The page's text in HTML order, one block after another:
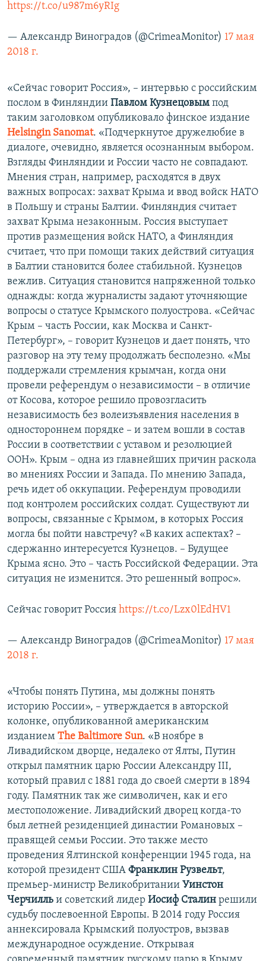
https://t.co/u987m6yRIg
— Александр Виноградов (@CrimeaMonitor) 17 мая
2018 г.
«Сейчас говорит Россия», – интервью с российским
послом в Финляндии Павлом Кузнецовым под
таким заголовком опубликовало финское издание
Helsingin Sanomat. «Подчеркнутое дружелюбие в
диалоге, очевидно, является осознанным выбором.
Взгляды Финляндии и России часто не совпадают.
Мнения стран, например, расходятся в двух
важных вопросах: захват Крыма и ввод войск НАТО
в Польшу и страны Балтии. Финляндия считает
захват Крыма незаконным. Россия выступает
против размещения войск НАТО, а Финляндия
считает, что при помощи таких действий ситуация
в Балтии становится более стабильной. Кузнецов
вежлив. Ситуация становится напряженной только
однажды: когда журналисты задают уточняющие
вопросы о статусе Крымского полуострова. «Сейчас
Крым – часть России, как Москва и Санкт-
Петербург», – говорит Кузнецов и дает понять, что
разговор на эту тему продолжать бесполезно. «Мы
поддержали стремления крымчан, когда они
провели референдум о независимости – в отличие
от Косова, которое решило провозгласить
независимость без волеизъявления населения в
одностороннем порядке – и затем вошли в состав
России в соответствии с уставом и резолюцией
ООН». Крым – одна из главнейших причин раскола
во мнениях России и Запада. По мнению Запада,
речь идет об оккупации. Референдум проводили
под контролем российских солдат. Существуют ли
вопросы, связанные с Крымом, в которых Россия
могла бы пойти навстречу? «В каких аспектах? –
сдержанно интересуется Кузнецов. – Будущее
Крыма ясно. Это – часть Российской Федерации. Эта
ситуация не изменится. Это решенный вопрос».
Сейчас говорит Россия https://t.co/Lzx0lEdHV1
— Александр Виноградов (@CrimeaMonitor) 17 мая
2018 г.
«Чтобы понять Путина, мы должны понять
историю России», – утверждается в авторской
колонке, опубликованной американским
изданием The Baltimore Sun. «В ноябре в
Ливадийском дворце, недалеко от Ялты, Путин
открыл памятник царю России Александру III,
который правил с 1881 года до своей смерти в 1894
году. Памятник так же символичен, как и его
местоположение. Ливадийский дворец когда-то
был летней резиденцией династии Романовых –
правящей семьи России. Это также место
проведения Ялтинской конференции 1945 года, на
которой президент США Франклин Рузвельт,
премьер-министр Великобритании Уинстон
Черчилль и советский лидер Иосиф Сталин решили
судьбу послевоенной Европы. В 2014 году Россия
аннексировала Крымский полуостров, вызвав
международное осуждение. Открывая